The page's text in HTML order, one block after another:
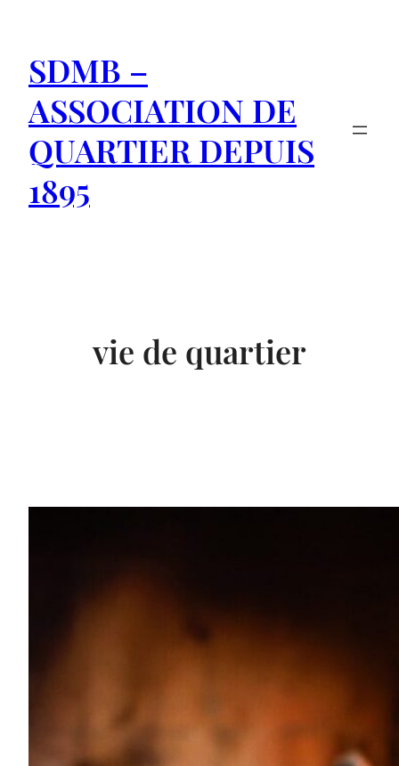
contenu
SDMB –
ASSOCIATION DE
QUARTIER DEPUIS
1895
vie de quartier